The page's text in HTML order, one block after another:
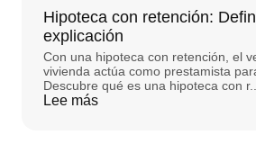
Hipoteca con retención:
explicación
Con una hipoteca con retención, el
vivienda actúa como prestamista
Descubre qué es una hipoteca con
Lee más